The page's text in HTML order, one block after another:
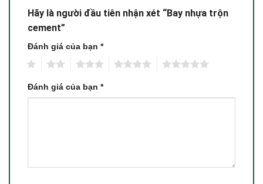
Hãy là người đầu tiên nhận xét “Bay nhựa trộn
cement”
Đánh giá của bạn *
Đánh giá của bạn *